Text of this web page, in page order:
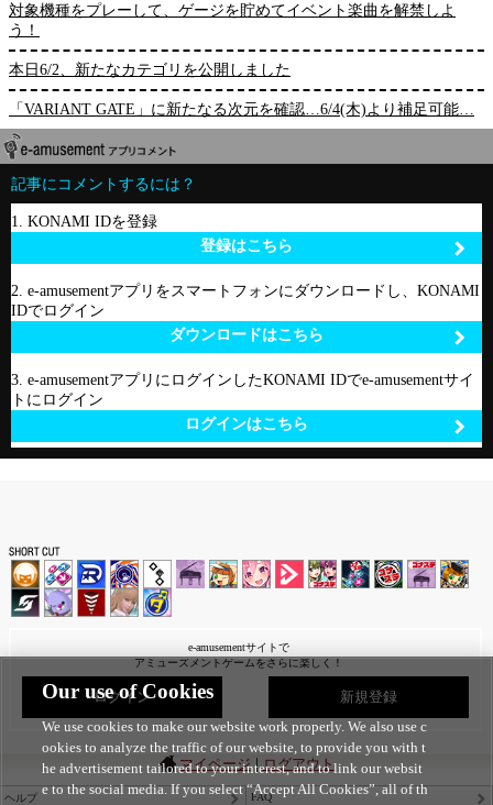
対象機種をプレーして、ゲージを貯めてイベント楽曲を解禁しよ
う！
本日6/2、新たなカテゴリを公開しました
「VARIANT GATE」に新たなる次元を確認…6/4(木)より補足可能…
記事にコメントするには？
1. KONAMI IDを登録
登録はこちら
2. e-amusementアプリをスマートフォンにダウンロードし、KONAMI
IDでログイン
ダウンロードはこちら
3. e-amusementアプリにログインしたKONAMI IDでe-amusementサイ
トにログイン
ログインはこちら
e-amusementサイトで
アミューズメントゲームをさらに楽しく！
ログイン 新規登録
マイページ|ログアウト
ヘルプ FAQ
Our use of Cookies
We use cookies to make our website work properly. We also use c
ookies to analyze the traffic of our website, to provide you with t
he advertisement tailored to your interest, and to link our websit
e to the social media. If you select “Accept All Cookies”, all of th